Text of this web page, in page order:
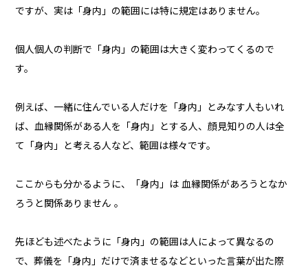
ですが、実は「身内」の範囲には特に規定はありません。
個人個人の判断で「身内」の範囲は大きく変わってくるので
す。
例えば、一緒に住んでいる人だけを「身内」とみなす人もいれ
ば、血縁関係がある人を「身内」とする人、顔見知りの人は全
て「身内」と考える人など、範囲は様々です。
ここからも分かるように、「身内」は 血縁関係があろうとなか
ろうと関係ありません 。
先ほども述べたように「身内」の範囲は人によって異なるの
で、葬儀を「身内」だけで済ませるなどといった言葉が出た際